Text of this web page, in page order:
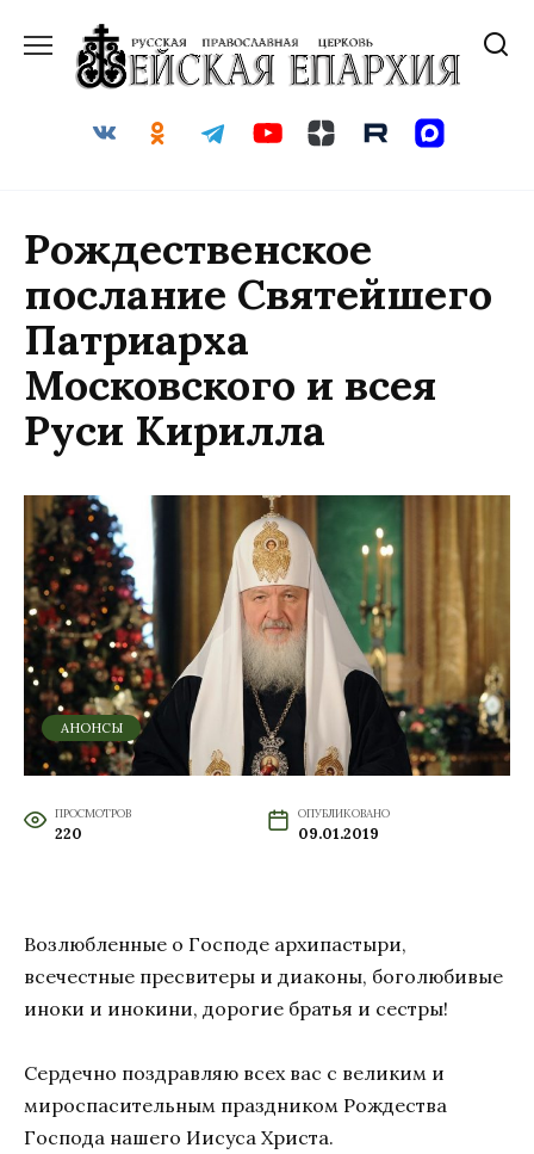
содержанию
Рождественское
послание Святейшего
Патриарха
Московского и всея
Руси Кирилла
АНОНСЫ
ПРОСМОТРОВ
220
ОПУБЛИКОВАНО
09.01.2019
Возлюбленные о Господе архипастыри,
всечестные пресвитеры и диаконы, боголюбивые
иноки и инокини, дорогие братья и сестры!
Сердечно поздравляю всех вас с великим и
мироспасительным праздником Рождества
Господа нашего Иисуса Христа.